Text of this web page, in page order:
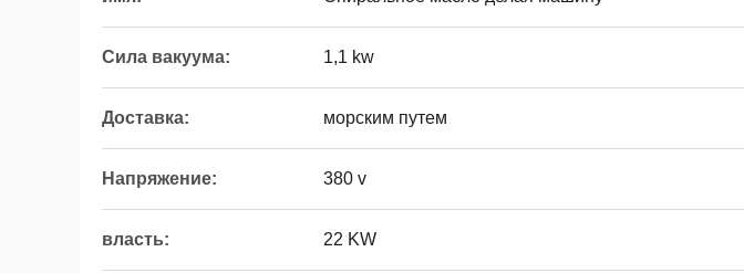
Сила вакуума: 1,1 kw
Доставка: морским путем
Напряжение: 380 v
власть: 22 KW